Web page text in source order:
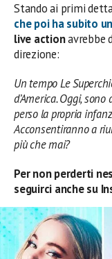
Stando ai primi
che poi ha subito
live actionavrebbe
direzione:
Un tempo Le
d’America. Oggi,
perso la propria
Acconsentiranno a
più che mai?
Per non perderti
seguirci anche su